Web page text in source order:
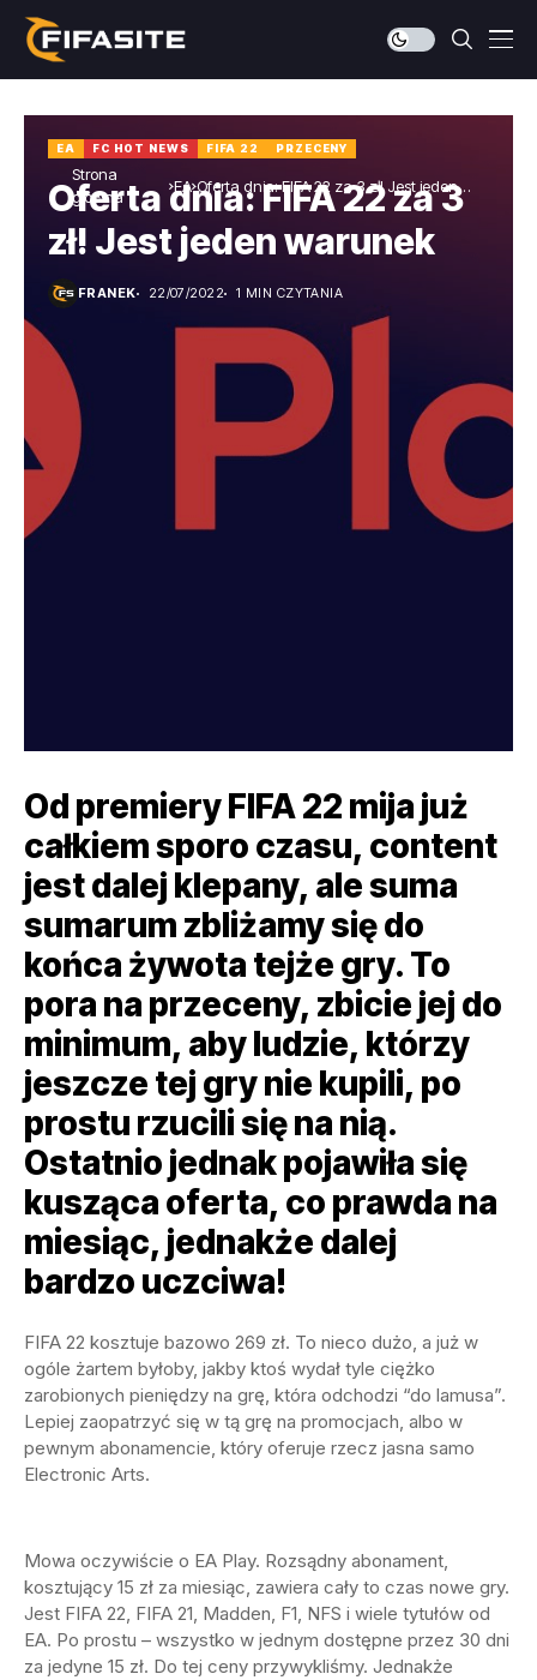
Strona
główna
EA Oferta dnia: FIFA 22 za 3 zł! Jest jeden
warunek
EA FC HOT NEWS FIFA 22 PRZECENY
Oferta dnia: FIFA 22 za 3
zł! Jest jeden warunek
FRANEK 22/07/2022 1 MIN CZYTANIA
Od premiery FIFA 22 mija już
całkiem sporo czasu, content
jest dalej klepany, ale suma
sumarum zbliżamy się do
końca żywota tejże gry. To
pora na przeceny, zbicie jej do
minimum, aby ludzie, którzy
jeszcze tej gry nie kupili, po
prostu rzucili się na nią.
Ostatnio jednak pojawiła się
kusząca oferta, co prawda na
miesiąc, jednakże dalej
bardzo uczciwa!
FIFA 22 kosztuje bazowo 269 zł. To nieco dużo, a już w
ogóle żartem byłoby, jakby ktoś wydał tyle ciężko
zarobionych pieniędzy na grę, która odchodzi “do lamusa”.
Lepiej zaopatrzyć się w tą grę na promocjach, albo w
pewnym abonamencie, który oferuje rzecz jasna samo
Electronic Arts.
Mowa oczywiście o EA Play. Rozsądny abonament,
kosztujący 15 zł za miesiąc, zawiera cały to czas nowe gry.
Jest FIFA 22, FIFA 21, Madden, F1, NFS i wiele tytułów od
EA. Po prostu – wszystko w jednym dostępne przez 30 dni
za jedyne 15 zł. Do tej ceny przywykliśmy. Jednakże